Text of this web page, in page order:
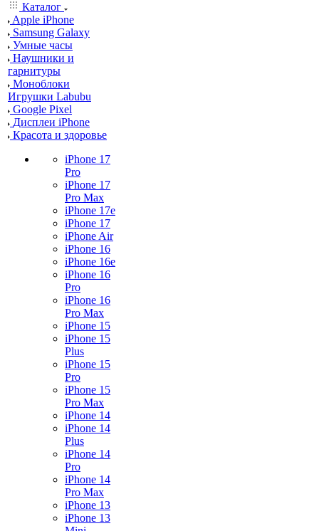
Каталог
Apple iPhone
Samsung Galaxy
Умные часы
Наушники и
гарнитуры
Моноблоки
Игрушки Labubu
Google Pixel
Дисплеи iPhone
Красота и здоровье
iPhone 17
Pro
iPhone 17
Pro Max
iPhone 17e
iPhone 17
iPhone Air
iPhone 16
iPhone 16e
iPhone 16
Pro
iPhone 16
Pro Max
iPhone 15
iPhone 15
Plus
iPhone 15
Pro
iPhone 15
Pro Max
iPhone 14
iPhone 14
Plus
iPhone 14
Pro
iPhone 14
Pro Max
iPhone 13
iPhone 13